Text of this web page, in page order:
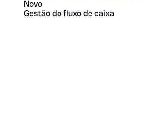
Novo
Gestão do fluxo de caixa